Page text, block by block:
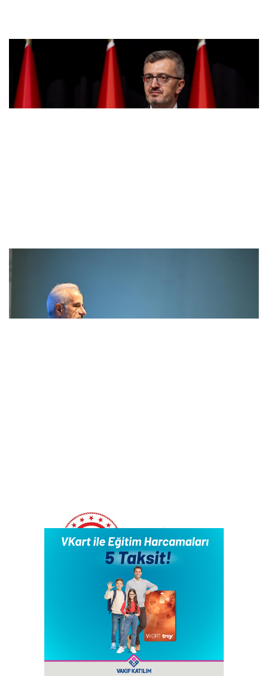
Duran: Erdoğan, Suudi Arabistan’a
günübirlik çalışma ziyareti gerçekleştirecek
Ulaştırma ve Altyapı Bakanı Uraloğlu:
Türkiye’nin hızına hız kattık